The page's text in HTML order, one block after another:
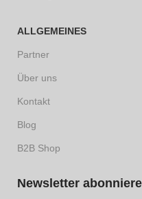
ALLGEMEINES
Partner
Über uns
Kontakt
Blog
B2B Shop
Newsletter